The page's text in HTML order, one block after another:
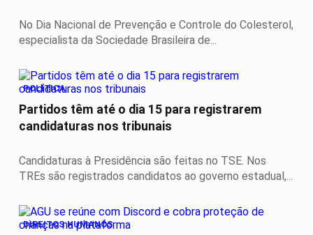
No Dia Nacional de Prevenção e Controle do Colesterol,
especialista da Sociedade Brasileira de...
POLÍTICA
Partidos têm até o dia 15 para registrarem
candidaturas nos tribunais
Candidaturas à Presidência são feitas no TSE. Nos
TREs são registrados candidatos ao governo estadual,...
DIREITOS HUMANOS